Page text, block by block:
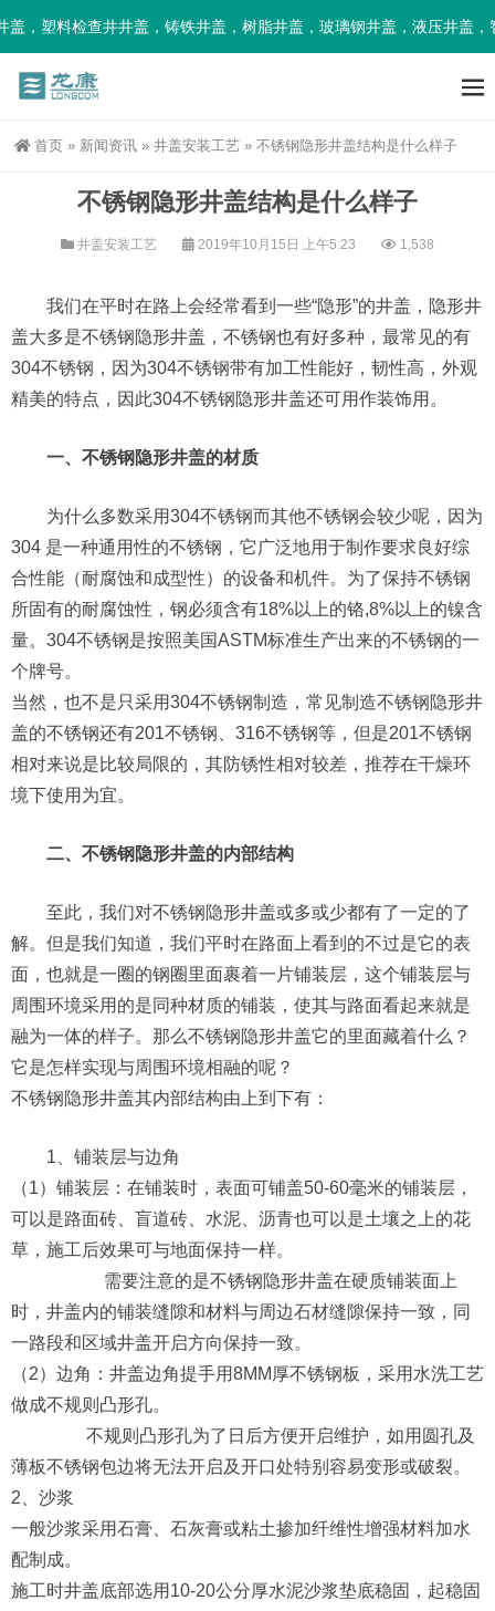
料检查井井盖，铸铁井盖，树脂井盖，玻璃钢井盖，液压井盖，智
首页 » 新闻资讯 » 井盖安装工艺 » 不锈钢隐形井盖结构是什么样子
不锈钢隐形井盖结构是什么样子
井盖安装工艺 2019年10月15日 上午5:23 1,538
我们在平时在路上会经常看到一些“隐形”的井盖，隐形井
盖大多是不锈钢隐形井盖，不锈钢也有好多种，最常见的有
304不锈钢，因为304不锈钢带有加工性能好，韧性高，外观
精美的特点，因此304不锈钢隐形井盖还可用作装饰用。
一、不锈钢隐形井盖的材质
为什么多数采用304不锈钢而其他不锈钢会较少呢，因为
304 是一种通用性的不锈钢，它广泛地用于制作要求良好综
合性能（耐腐蚀和成型性）的设备和机件。为了保持不锈钢
所固有的耐腐蚀性，钢必须含有18%以上的铬,8%以上的镍含
量。304不锈钢是按照美国ASTM标准生产出来的不锈钢的一
个牌号。
当然，也不是只采用304不锈钢制造，常见制造不锈钢隐形井
盖的不锈钢还有201不锈钢、316不锈钢等，但是201不锈钢
相对来说是比较局限的，其防锈性相对较差，推荐在干燥环
境下使用为宜。
二、不锈钢隐形井盖的内部结构
至此，我们对不锈钢隐形井盖或多或少都有了一定的了
解。但是我们知道，我们平时在路面上看到的不过是它的表
面，也就是一圈的钢圈里面裹着一片铺装层，这个铺装层与
周围环境采用的是同种材质的铺装，使其与路面看起来就是
融为一体的样子。那么不锈钢隐形井盖它的里面藏着什么？
它是怎样实现与周围环境相融的呢？
不锈钢隐形井盖其内部结构由上到下有：
1、铺装层与边角
（1）铺装层：在铺装时，表面可铺盖50-60毫米的铺装层，
可以是路面砖、盲道砖、水泥、沥青也可以是土壤之上的花
草，施工后效果可与地面保持一样。
需要注意的是不锈钢隐形井盖在硬质铺装面上
时，井盖内的铺装缝隙和材料与周边石材缝隙保持一致，同
一路段和区域井盖开启方向保持一致。
（2）边角：井盖边角提手用8MM厚不锈钢板，采用水洗工艺
做成不规则凸形孔。
不规则凸形孔为了日后方便开启维护，如用圆孔及
薄板不锈钢包边将无法开启及开口处特别容易变形或破裂。
2、沙浆
一般沙浆采用石膏、石灰膏或粘土掺加纤维性增强材料加水
配制成。
施工时井盖底部选用10-20公分厚水泥沙浆垫底稳固，起稳固